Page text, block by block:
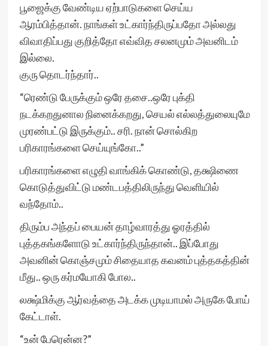
பூஜைக்கு வேண்டிய ஏற்பாடுகளை செய்ய
ஆரம்பித்தான். நாங்கள் உட்கார்ந்திருப்பதோ அல்லது
விவாதிப்பது குறித்தோ எவ்வித சலனமும் அவனிடம்
இல்லை.
குரு தொடர்ந்தார்..
“ரெண்டு பேருக்கும் ஒரே தசை..ஒரே புக்தி
நடக்கறதுனால நினைக்கறது, செயல் எல்லத்துலையுமே
முரண்பட்டு இருக்கும்.. சரி. நான் சொல்கிற
பரிகாரங்களை செய்யுங்கோ..”
பரிகாரங்களை எழுதி வாங்கிக் கொண்டு, தக்ஷிணை
கொடுத்துவிட்டு மண்டபத்திலிருந்து வெளியில்
வந்தோம்..
திரும்ப அந்தப் பையன் தாழ்வாரத்து ஓரத்தில்
புத்தகங்களோடு உட்கார்ந்திருந்தான்.. இப்போது
அவனின் கொஞ்சமும் சிதையாத கவனம் புத்தகத்தின்
மீது.. ஒரு கர்மயோகி போல..
லக்ஷ்மிக்கு ஆர்வத்தை அடக்க முடியாமல் அருகே போய்
கேட்டாள்.
“உன் பேரென்ன?”